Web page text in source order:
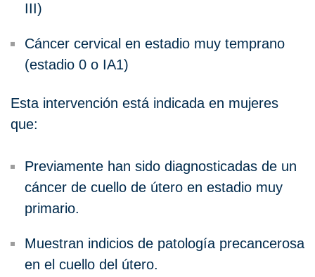
III)
Cáncer cervical en estadio muy temprano
(estadio 0 o IA1)
Esta intervención está indicada en mujeres
que:
Previamente han sido diagnosticadas de un
cáncer de cuello de útero en estadio muy
primario.
Muestran indicios de patología precancerosa
en el cuello del útero.